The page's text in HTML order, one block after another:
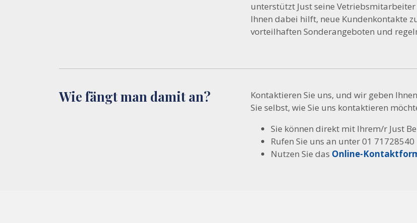
unterstützt Just seine
Ihnen dabei hilft, neue Kundenkontakte
vorteilhaften Sonderangeboten und
Wie fängt man damit an?
Kontaktieren Sie uns, und wir geben
Sie selbst, wie Sie uns kontaktieren
Sie können direkt mit Ihrem/r Just
Rufen Sie uns an unter 01 71728540
Nutzen Sie das Online-